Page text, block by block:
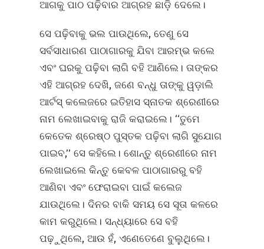
ଆଗକୁ ପାଠ ପଢ଼ିବାର ଆଗ୍ରହ ଛାଡ଼ି ଦେଲେ।
ସେ ପଢ଼ିବାକୁ ଭଲ ପାଉଥିଲେ, ତେଣୁ ସେ
ସର୍ବସାଧାରଣ ପାଠାଗାରକୁ ଯିବା ଆରମ୍ଭ କଲେ
ଏବଂ ଘରକୁ ପଢ଼ିବା ଲାଗି ବହି ଆଣିଲେ। ତାଙ୍କର
ଏହି ଆଗ୍ରହ ଦେଖି, ଜଣେ ବନ୍ଧୁ ତାଙ୍କୁ ୱଡ଼ାଲି
ଆର୍ଟସ୍‌ କଲେଜରେ ଇତିହାସ ସ୍ନାତକ ଶ୍ରେଣୀରେ
ନାମ ଲେଖାଇବାକୁ ରାଜି କରାଇଲେ। ‘‘ତୁମେ
କେତେକ ଶ୍ରେଷ୍ଠ ପୁସ୍ତକ ପଢ଼ିବା ଲାଗି ସୁଯୋଗ
ପାଇବ,’’ ସେ କହିଲେ। ଶୋନ୍ତୁ ଶ୍ରେଣୀରେ ନାମ
ଲେଖାଇଲେ କିନ୍ତୁ କେବଳ ପାଠାଗାରରୁ ବହି
ଆଣିବା ଏବଂ ଫେରାଇବା ପାଇଁ କଲେଜ
ଯାଉଥିଲେ। ଦିନର ବାକି ସମୟ ସେ ସୂତା କଳରେ
କାମ କରୁଥିଲେ। ସନ୍ଧ୍ୟାରେ ସେ ବହି
ପଢ଼ୁଥିଲେ, ଆଉ ହଁ, ଏଣେତେଣେ ବୁଲୁଥିଲେ।